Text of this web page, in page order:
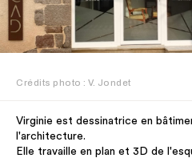
Crédits photo : V. Jondet
Virginie est dessinatrice en
l'architecture.
Elle travaille en plan et 3D de